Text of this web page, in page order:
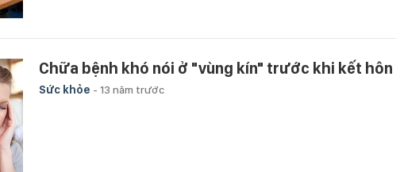
Chữa bệnh khó nói ở "vùng kín" trước khi kết hôn
Sức khỏe - 13 năm trước